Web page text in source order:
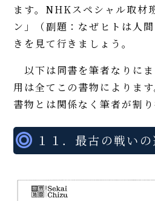
ます。NHKスペシャル取材
ン」（副題：なぜヒトは人
きを見て行きましょう。
以下は同書を筆者なりに
用は全てこの書物によります
書物とは関係なく筆者が割り
１１．最古の戦い